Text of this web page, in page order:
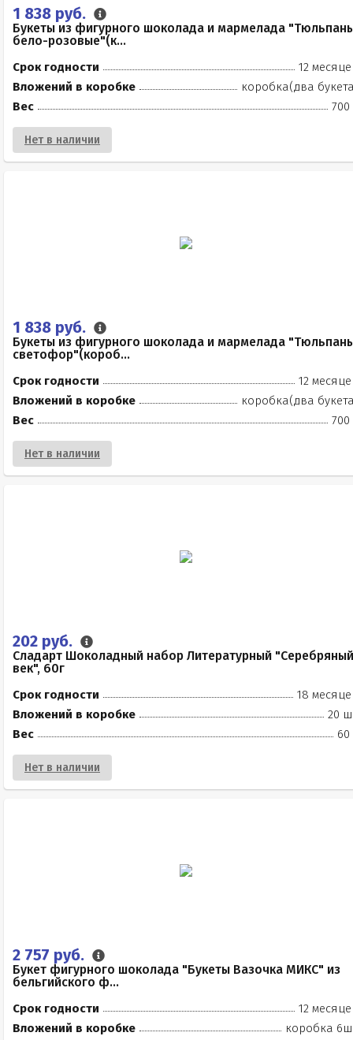
1 838 руб.
Букеты из фигурного шоколада и мармелада
бело-розовые"(к...
Срок годности
12
Вложений в коробке
коробка(два
Вес
700
Нет в наличии
1 838 руб.
Букеты из фигурного шоколада и мармелада
светофор"(короб...
Срок годности
12
Вложений в коробке
коробка(два
Вес
700
Нет в наличии
202 руб.
Сладарт Шоколадный набор Литературный "Серебряный
век", 60г
Срок годности
18
Вложений в коробке
20
Вес
60
Нет в наличии
2 757 руб.
Букет фигурного шоколада "Букеты Вазочка МИКС" из
бельгийского ф...
Срок годности
12
Вложений в коробке
коробка